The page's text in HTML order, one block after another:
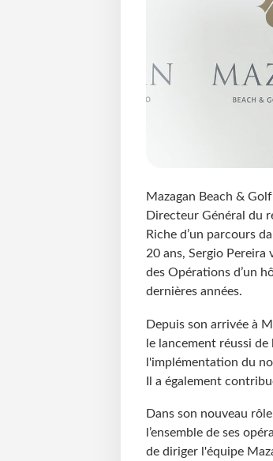
Mazagan Beach &
Directeur Général du
Riche d’un parcours
20 ans, Sergio
des Opérations d’un
dernières années.
Depuis son arrivée à
le lancement réussi
l'implémentation du
Il a également
Dans son nouveau
l’ensemble de ses
de diriger l'équipe